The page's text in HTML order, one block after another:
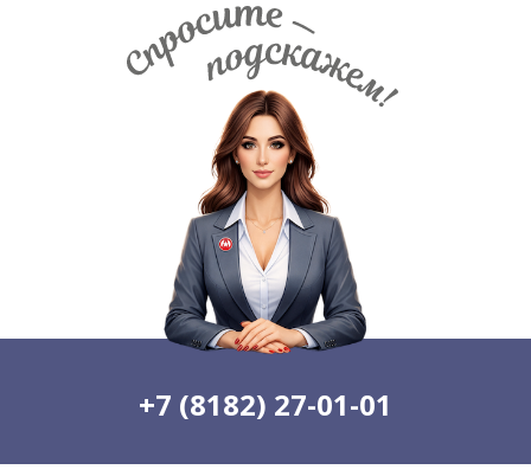
+7 (8182) 27-01-01